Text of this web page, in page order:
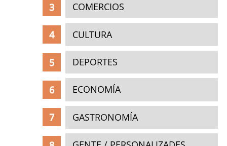
COMERCIOS
CULTURA
DEPORTES
ECONOMÍA
GASTRONOMÍA